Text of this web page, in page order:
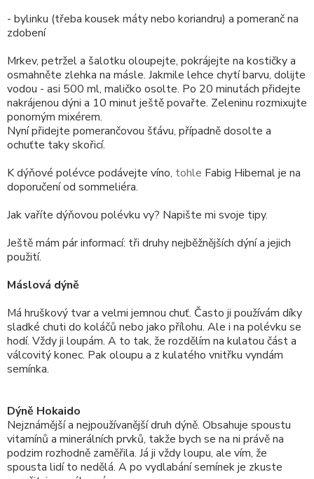
- bylinku (třeba kousek máty nebo koriandru) a pomeranč na
zdobení
Mrkev, petržel a šalotku oloupejte, pokrájejte na kostičky a
osmahněte zlehka na másle. Jakmile lehce chytí barvu, dolijte
vodou - asi 500 ml, maličko osolte. Po 20 minutách přidejte
nakrájenou dýni a 10 minut ještě povařte. Zeleninu rozmixujte
ponorným mixérem.
Nyní přidejte pomerančovou šťávu, případně dosolte a
ochuťte taky skořicí.
K dýňové polévce podávejte víno, tohle Fabig Hibernal je na
doporučení od sommeliéra.
Jak vaříte dýňovou polévku vy? Napište mi svoje tipy.
Ještě mám pár informací: tři druhy nejběžnějších dýní a jejich
použití.
Máslová dýně
Má hruškový tvar a velmi jemnou chuť. Často ji používám díky
sladké chuti do koláčů nebo jako přílohu. Ale i na polévku se
hodí. Vždy ji loupám. A to tak, že rozdělím na kulatou část a
válcovitý konec. Pak oloupu a z kulatého vnitřku vyndám
semínka.
Dýně Hokaido
Nejznámější a nejpoužívanější druh dýně. Obsahuje spoustu
vitamínů a minerálních prvků, takže bych se na ni právě na
podzim rozhodně zaměřila. Já ji vždy loupu, ale vím, že
spousta lidí to nedělá. A po vydlabání semínek je zkuste